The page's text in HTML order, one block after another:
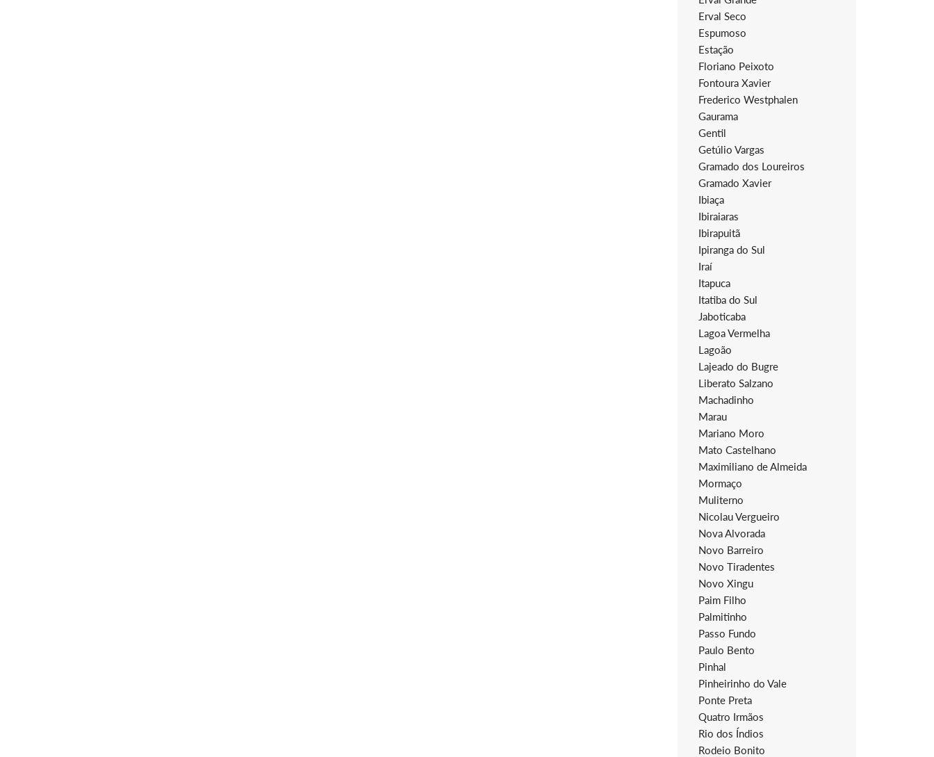
Erval Seco
Espumoso
Estação
Floriano Peixoto
Fontoura Xavier
Frederico Westphalen
Gaurama
Gentil
Getúlio Vargas
Gramado dos Loureiros
Gramado Xavier
Ibiaça
Ibiraiaras
Ibirapuitã
Ipiranga do Sul
Iraí
Itapuca
Itatiba do Sul
Jaboticaba
Lagoa Vermelha
Lagoão
Lajeado do Bugre
Liberato Salzano
Machadinho
Marau
Mariano Moro
Mato Castelhano
Maximiliano de Almeida
Mormaço
Muliterno
Nicolau Vergueiro
Nova Alvorada
Novo Barreiro
Novo Tiradentes
Novo Xingu
Paim Filho
Palmitinho
Passo Fundo
Paulo Bento
Pinhal
Pinheirinho do Vale
Ponte Preta
Quatro Irmãos
Rio dos Índios
Rodeio Bonito